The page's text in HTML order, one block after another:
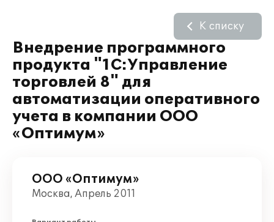
Внедрение программного
продукта "1С:Управление
торговлей 8" для
автоматизации оперативного
учета в компании ООО
«Оптимум»
К списку
ООО «Оптимум»
Москва, Апрель 2011